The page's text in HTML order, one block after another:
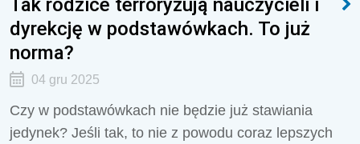
dyrekcję w podstawówkach. To już
norma?
04 gru 2025
Czy w podstawówkach nie będzie już stawiania
jedynek? Jeśli tak, to nie z powodu coraz lepszych